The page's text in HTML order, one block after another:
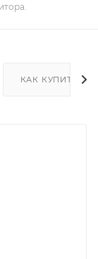
КАК КУПИТЬ